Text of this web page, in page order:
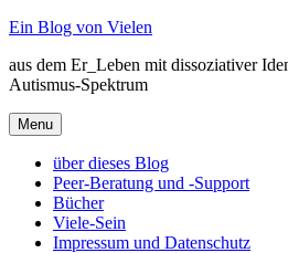
Skip
content
Ein Blog von Vielen
aus dem Er_Leben mit dissoziativer
Autismus-Spektrum
Menu
über dieses Blog
Peer-Beratung und -Support
Bücher
Viele-Sein
Impressum und Datenschutz